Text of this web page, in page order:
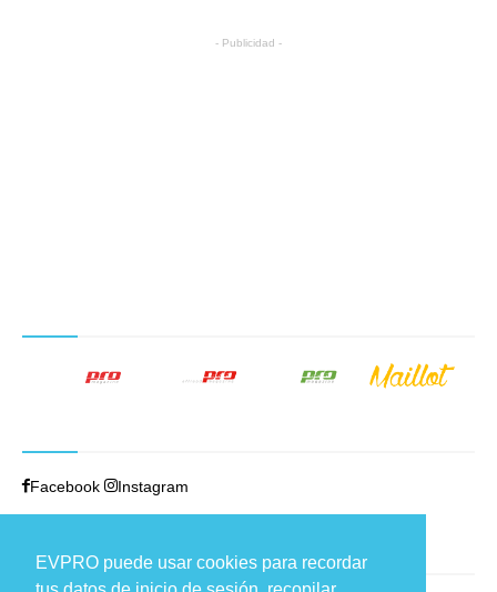
EVPRO puede usar cookies para recordar
- Publicidad -
Facebook Instagram
TRABAJAMOS EN